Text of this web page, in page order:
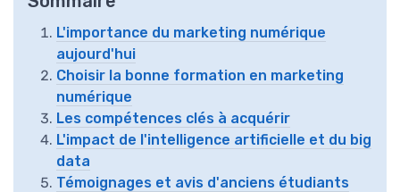
L'importance du marketing numérique
aujourd'hui
Choisir la bonne formation en marketing
numérique
Les compétences clés à acquérir
L'impact de l'intelligence artificielle et du big
data
Témoignages et avis d'anciens étudiants